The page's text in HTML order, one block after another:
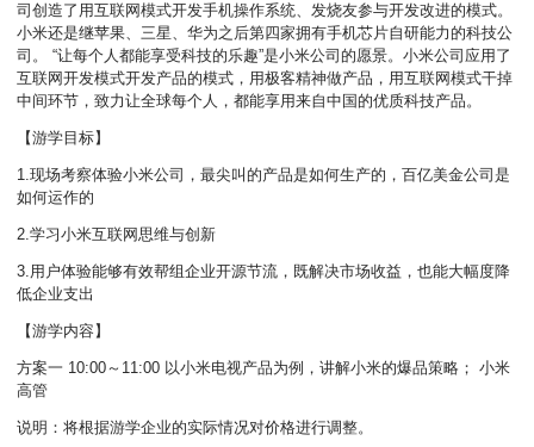
司创造了用互联网模式开发手机操作系统、发烧友参与开发改进的模式。
小米还是继苹果、三星、华为之后第四家拥有手机芯片自研能力的科技公
司。 “让每个人都能享受科技的乐趣”是小米公司的愿景。小米公司应用了
互联网开发模式开发产品的模式，用极客精神做产品，用互联网模式干掉
中间环节，致力让全球每个人，都能享用来自中国的优质科技产品。
【游学目标】
1.现场考察体验小米公司，最尖叫的产品是如何生产的，百亿美金公司是
如何运作的
2.学习小米互联网思维与创新
3.用户体验能够有效帮组企业开源节流，既解决市场收益，也能大幅度降
低企业支出
【游学内容】
方案一 10:00～11:00 以小米电视产品为例，讲解小米的爆品策略； 小米
高管
说明：将根据游学企业的实际情况对价格进行调整。